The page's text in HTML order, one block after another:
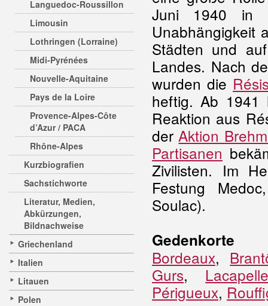
Languedoc-Roussillon
Limousin
Lothringen (Lorraine)
Midi-Pyrénées
Nouvelle-Aquitaine
Pays de la Loire
Provence-Alpes-Côte
d’Azur / PACA
Rhône-Alpes
Kurzbiografien
Sachstichworte
Literatur, Medien,
Abkürzungen,
Bildnachweise
Griechenland
Italien
Litauen
Polen
Juni 1940 in
Unabhängigkeit
Städten und
Landes. Nach
wurden die
heftig. Ab
Reaktion aus
derAktion
Partisanen
Zivilisten. Im
Festung
Soulac).
Gedenkorte
Bordeaux,
Gurs,
Périgueux,